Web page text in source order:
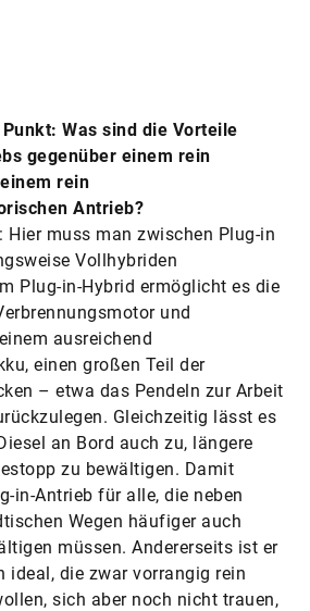
Was sind die Vorteile
gegenüber einem rein
rein
Antrieb?
Hier muss man zwischen Plug-in
Vollhybriden
Plug-in-Hybrid ermöglicht es die
und
ausreichend
einen großen Teil der
– etwa das Pendeln zur Arbeit
Gleichzeitig lässt es
an Bord auch zu, längere
zu bewältigen. Damit
in-Antrieb für alle, die neben
Wegen häufiger auch
müssen. Andererseits ist er
ideal, die zwar vorrangig rein
sich aber noch nicht trauen,